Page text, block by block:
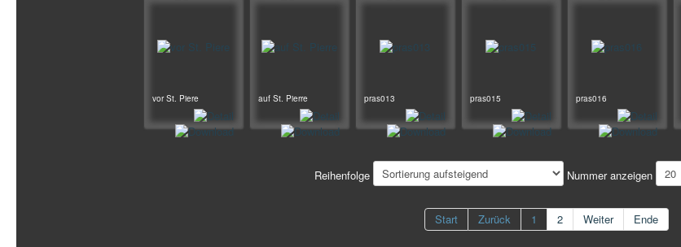
vor St. Piere auf St. Pierre pras013 pras015 pras016
Reihenfolge Nummer anzeigen
Start Zurück 1 2 Weiter Ende